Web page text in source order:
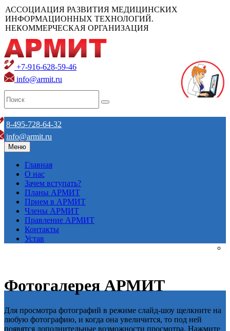
АССОЦИАЦИЯ РАЗВИТИЯ МЕДИЦИНСКИХ
ИНФОРМАЦИОННЫХ ТЕХНОЛОГИЙ.
НЕКОММЕРЧЕСКАЯ ОРГАНИЗАЦИЯ
+7-916-628-59-46
info@armit.ru
8-495-728-64-32
info@armit.ru
Меню
Главная
О нас
Зачем вступать?
Планы АРМИТ
Прием в АРМИТ
Члены АРМИТ
Правление АРМИТ
Контакты
Устав
Фотогалерея АРМИТ
Для просмотра фотографий в режиме слайд-шоу щелкните на
любую фотографию, и когда она увеличится, то под ней
появятся дополнительные возможности просмотра. Нажмите